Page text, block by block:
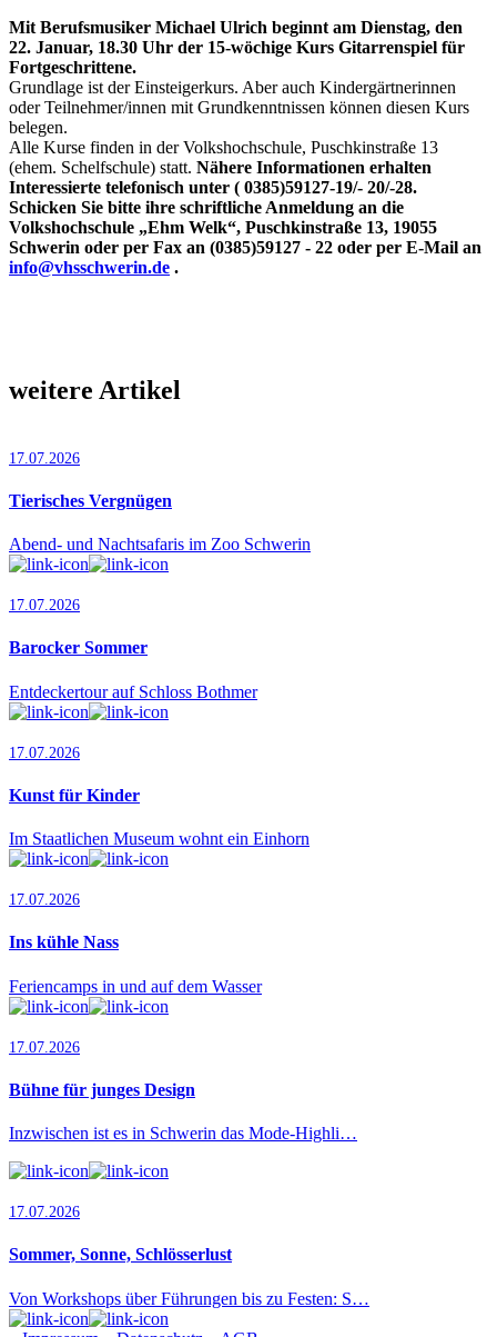
Mit Berufsmusiker Michael Ulrich beginnt am Dienstag, den
22. Januar, 18.30 Uhr der 15-wöchige Kurs Gitarrenspiel für
Fortgeschrittene.
Grundlage ist der Einsteigerkurs. Aber auch Kindergärtnerinnen
oder Teilnehmer/innen mit Grundkenntnissen können diesen Kurs
belegen.
Alle Kurse finden in der Volkshochschule, Puschkinstraße 13
(ehem. Schelfschule) statt. Nähere Informationen erhalten
Interessierte telefonisch unter ( 0385)59127-19/- 20/-28.
Schicken Sie bitte ihre schriftliche Anmeldung an die
Volkshochschule „Ehm Welk“, Puschkinstraße 13, 19055
Schwerin oder per Fax an (0385)59127 - 22 oder per E-Mail an
info@vhsschwerin.de .
weitere Artikel
17.07.2026
Tierisches Vergnügen
Abend- und Nachtsafaris im Zoo Schwerin
17.07.2026
Barocker Sommer
Entdeckertour auf Schloss Bothmer
17.07.2026
Kunst für Kinder
Im Staatlichen Museum wohnt ein Einhorn
17.07.2026
Ins kühle Nass
Feriencamps in und auf dem Wasser
17.07.2026
Bühne für junges Design
Inzwischen ist es in Schwerin das Mode-Highli…
17.07.2026
Sommer, Sonne, Schlösserlust
Von Workshops über Führungen bis zu Festen: S…